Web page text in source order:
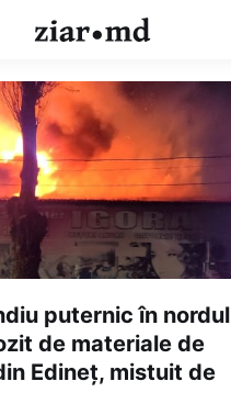
puternic în nordul
de materiale de
Edineț, mistuit de